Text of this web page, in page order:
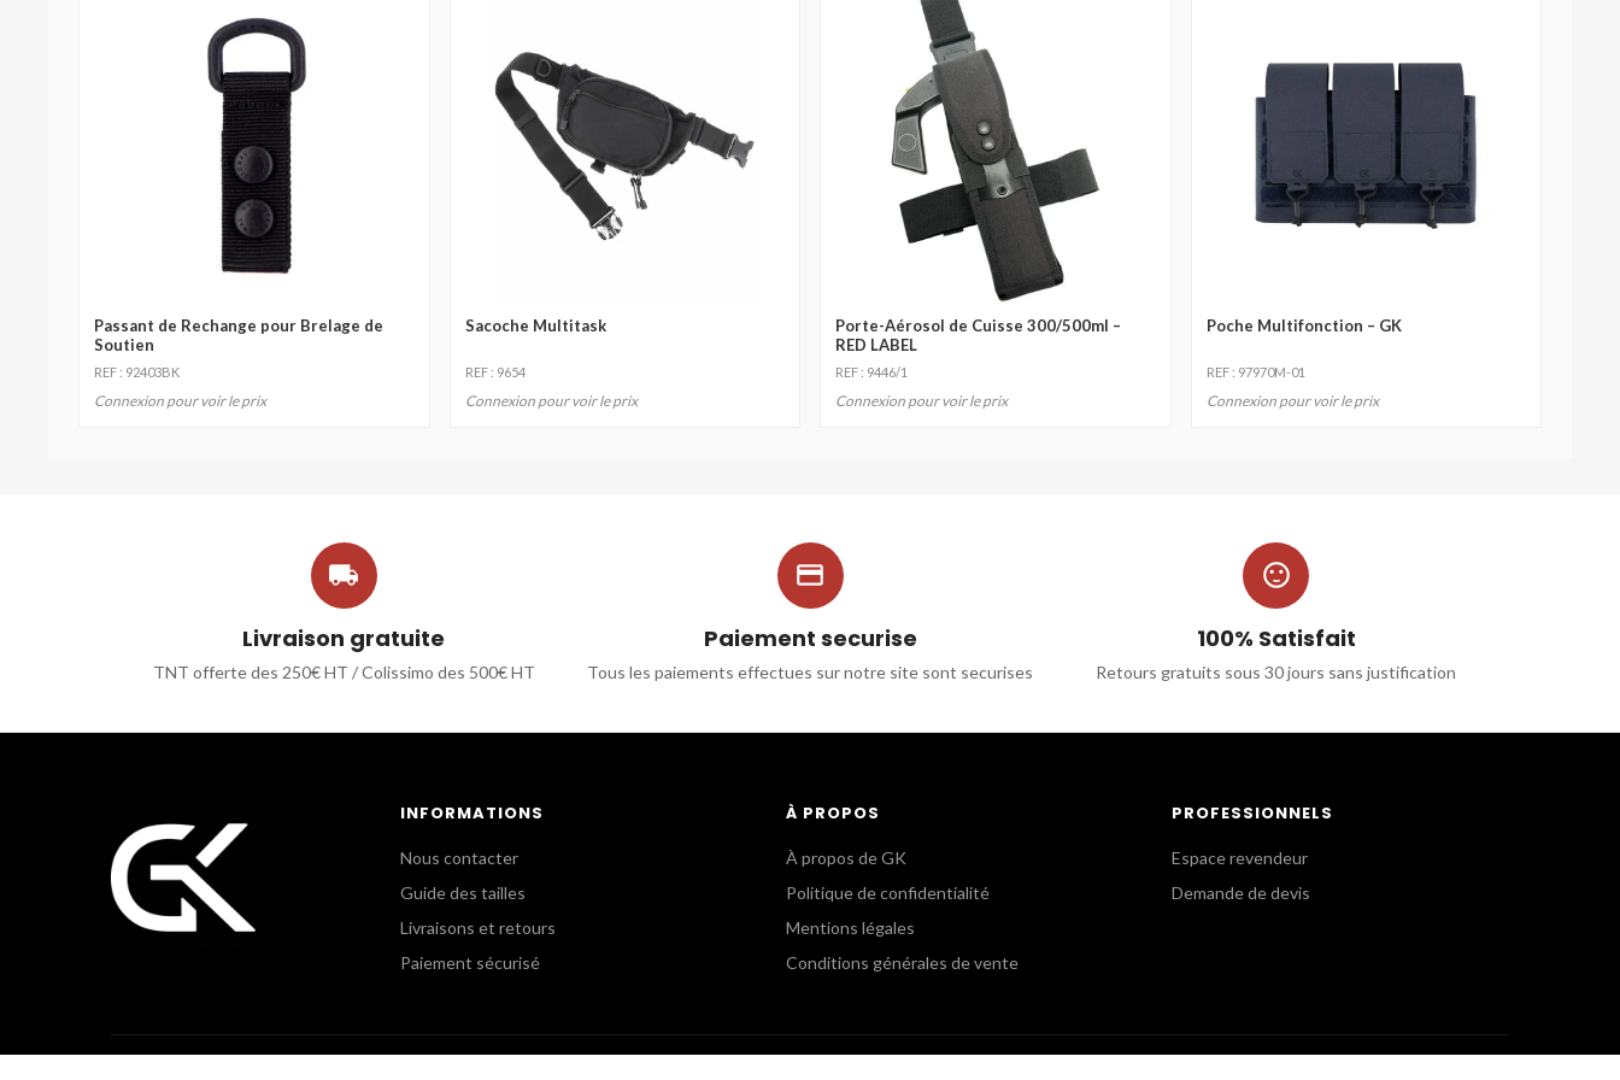
Passant de Rechange pour Brelage de
Soutien
REF : 92403BK
Connexion pour voir le prix
Sacoche Multitask
REF : 9654
Connexion pour voir le prix
Porte-Aérosol de Cuisse 300/500ml –
RED LABEL
REF : 9446/1
Connexion pour voir le prix
Poche Multifonction – GK
REF : 97970M-01
Connexion pour voir le prix

Livraison gratuite
TNT offerte des 250€ HT / Colissimo des 500€ HT

Paiement securise
Tous les paiements effectues sur notre site sont securises

100% Satisfait
Retours gratuits sous 30 jours sans justification
INFORMATIONS
Nous contacter
Guide des tailles
Livraisons et retours
Paiement sécurisé
À PROPOS
À propos de GK
Politique de confidentialité
Mentions légales
Conditions générales de vente
PROFESSIONNELS
Espace revendeur
Demande de devis